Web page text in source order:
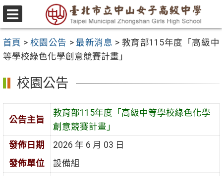
跳
至
要
內
容
區
選
單
首頁 > 校園公告 > 最新消息 > 教育部115年度「高級中
等學校綠色化學創意競賽計畫」
校園公告
公告主旨
教育部115年度「高級中等學校綠色化學
創意競賽計畫」
發佈日期
2026 年 6 月 03 日
發佈單位
設備組